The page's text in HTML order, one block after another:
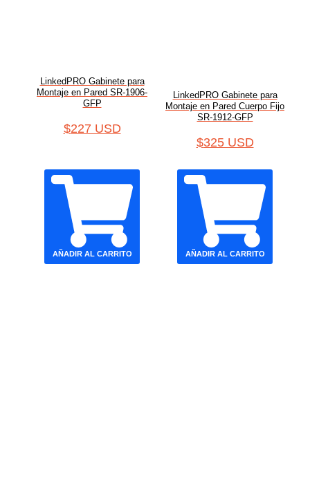
LinkedPRO Gabinete para
Montaje en Pared SR-1906-
GFP
$227 USD
AÑADIR AL CARRITO
LinkedPRO Gabinete para
Montaje en Pared Cuerpo Fijo
SR-1912-GFP
$325 USD
AÑADIR AL CARRITO